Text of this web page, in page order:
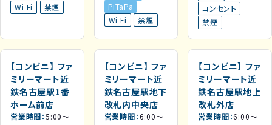
Wi-Fi
禁煙
PiTaPa
Wi-Fi
禁煙
コンセント
禁煙
【コンビニ】 ファ
ミリーマート近
鉄名古屋駅1番
ホーム前店
営業時間 5:00～
【コンビニ】 ファ
ミリーマート近
鉄名古屋駅地下
改札内中央店
営業時間 6:00～
【コンビニ】 ファ
ミリーマート近
鉄名古屋駅地上
改札外店
営業時間 6:00～